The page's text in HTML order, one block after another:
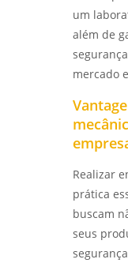
um
além de
mercado
Realizar
prática
buscam
seus